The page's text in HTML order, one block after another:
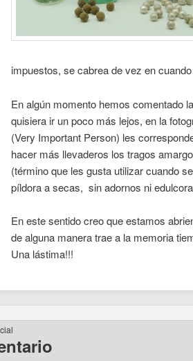
impuestos, se cabrea de vez en
En algún momento hemos comentado
quisiera ir un poco más lejos, en la
(Very Important Person) les
hacer más llevaderos los tragos
(término que les gusta utilizar cuando
píldora a secas, sin adornos ni
En este sentido creo que estamos
de alguna manera trae a la memoria
Una lástima!!!